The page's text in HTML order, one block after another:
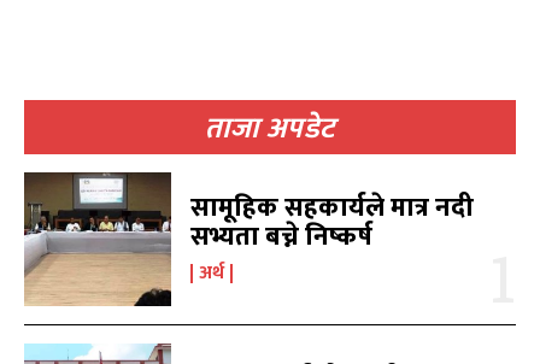
काबिल-खबर टिभी
काबिल-खबर टिभी
ताजा अपडेट
सामूहिक सहकार्यले मात्र नदी
सभ्यता बच्ने निष्कर्ष
अर्थ